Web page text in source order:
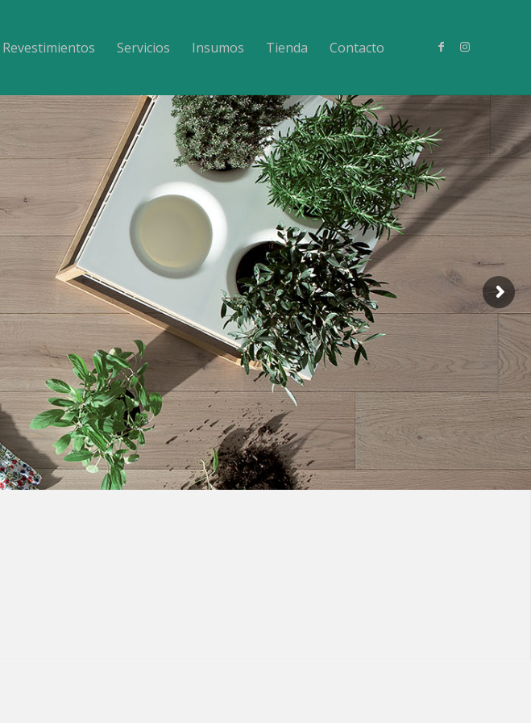
Revestimientos Servicios Insumos Tienda Contacto